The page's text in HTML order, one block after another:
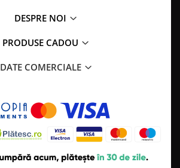
DESPRE NOI
PRODUSE CADOU
DATE COMERCIALE